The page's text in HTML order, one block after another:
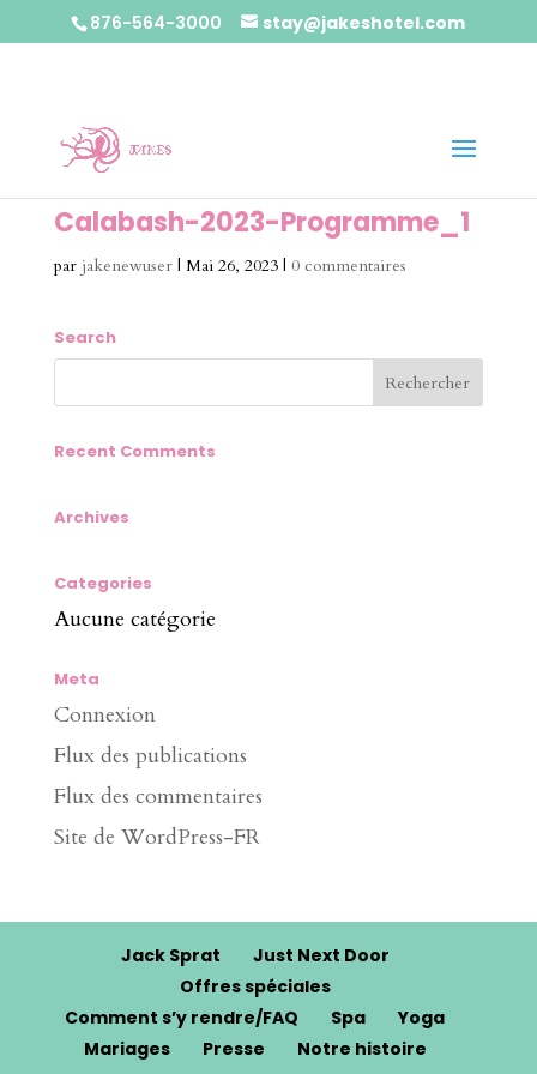
876-564-3000 stay@jakeshotel.com
Calabash-2023-Programme_1
par jakenewuser| Mai 26, 2023| 0 commentaires
Search
Recent Comments
Archives
Categories
Aucune catégorie
Meta
Connexion
Flux des publications
Flux des commentaires
Site de WordPress-FR
Jack Sprat
Just Next Door
Offres spéciales
Comment s’y rendre/FAQ
Spa
Yoga
Mariages
Presse Notre histoire